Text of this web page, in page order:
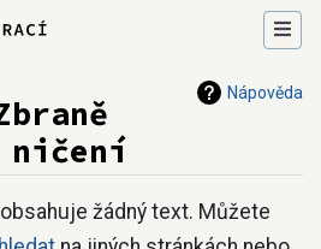
Nápověda
ničení
žádný text. Můžete